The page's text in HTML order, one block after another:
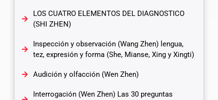
LOS CUATRO ELEMENTOS DEL DIAGNOSTICO
(SHI ZHEN)
Inspección y observación (Wang Zhen) lengua,
tez, expresión y forma (She, Mianse, Xing y Xingti)
Audición y olfacción (Wen Zhen)
Interrogación (Wen Zhen) Las 30 preguntas